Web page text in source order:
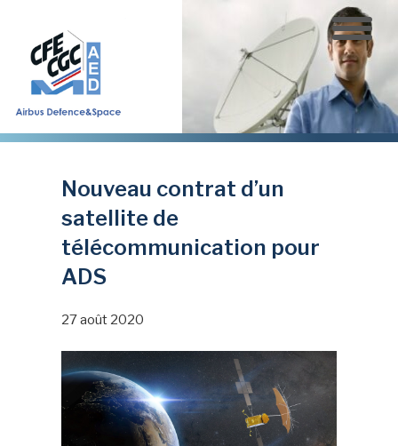
contenu
principal
Nouveau contrat d’un
satellite de
télécommunication pour
ADS
27 août 2020